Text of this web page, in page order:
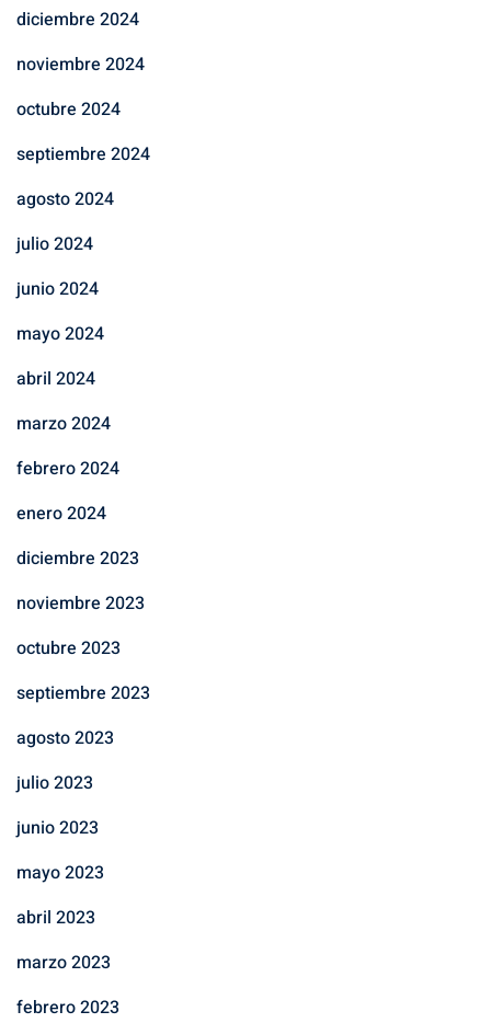
diciembre 2024
noviembre 2024
octubre 2024
septiembre 2024
agosto 2024
julio 2024
junio 2024
mayo 2024
abril 2024
marzo 2024
febrero 2024
enero 2024
diciembre 2023
noviembre 2023
octubre 2023
septiembre 2023
agosto 2023
julio 2023
junio 2023
mayo 2023
abril 2023
marzo 2023
febrero 2023